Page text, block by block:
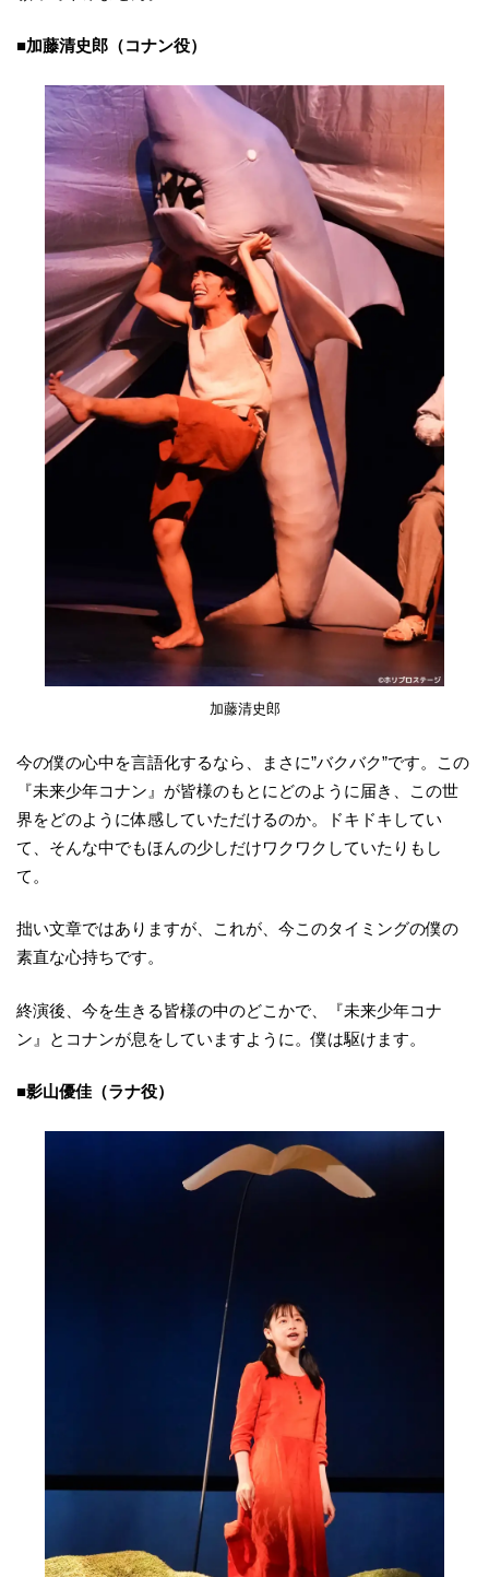
■加藤清史郎（コナン役）
加藤清史郎
今の僕の心中を言語化するなら、まさに”バクバク”です。この
『未来少年コナン』が皆様のもとにどのように届き、この世
界をどのように体感していただけるのか。ドキドキしてい
て、そんな中でもほんの少しだけワクワクしていたりもし
て。
拙い文章ではありますが、これが、今このタイミングの僕の
素直な心持ちです。
終演後、今を生きる皆様の中のどこかで、『未来少年コナ
ン』とコナンが息をしていますように。僕は駆けます。
■影山優佳（ラナ役）